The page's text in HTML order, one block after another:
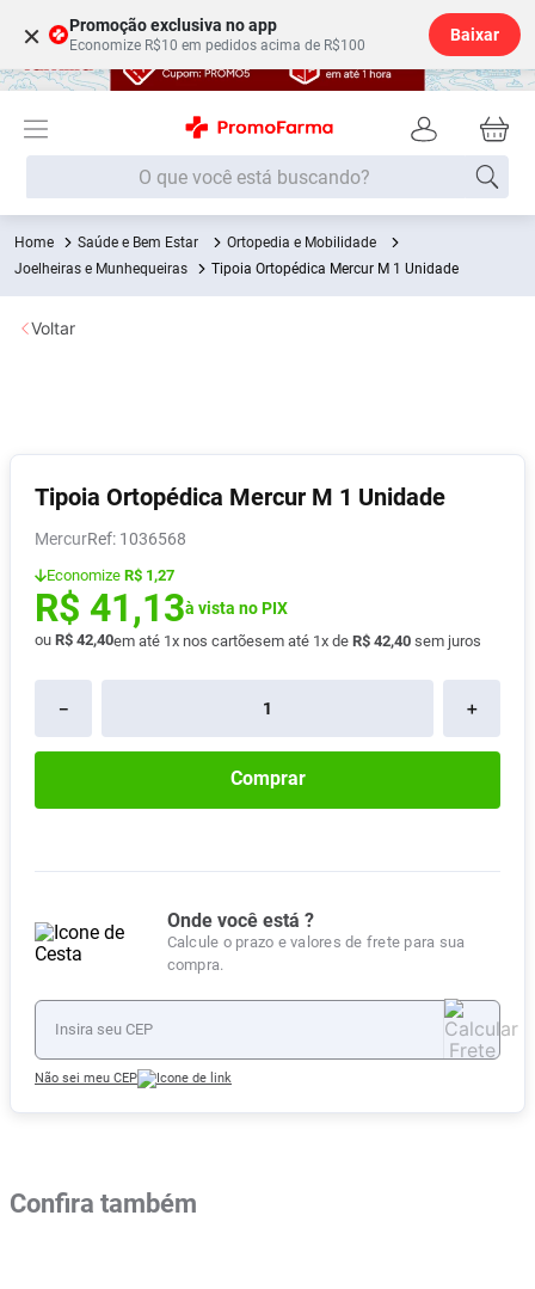
× Promoção exclusiva no app
Economize R$10 em pedidos acima de R$100
Baixar
O que você está buscando?
Saúde e Bem Estar
Ortopedia e Mobilidade
Joelheiras e Munhequeiras
Tipoia Ortopédica Mercur M 1 Unidade
Tipoia Ortopédica Mercur M 1 Unidade
Mercur : 1036568
Economize R$ 1,27
R$ 41,13à vista no PIX
ou R$ 42,40em até 1x nos cartõesem até 1x de R$ 42,40 sem juros
＋
－
Comprar
Onde você está ?
Calcule o prazo e valores de frete para sua
compra.
Não sei meu CEP
Voltar
Confira também
Termos mais buscados
1º Fralda
2
5º Fralda G
6º Desodorante
Pampers Confort Sec
9 Vitamina D
10º Soro Fisiológico